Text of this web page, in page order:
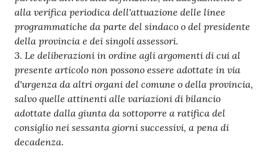
alla verifica periodica dell'attuazione delle linee
programmatiche da parte del sindaco o del presidente
della provincia e dei singoli assessori.
3. Le deliberazioni in ordine agli argomenti di cui al
presente articolo non possono essere adottate in via
d'urgenza da altri organi del comune o della provincia,
salvo quelle attinenti alle variazioni di bilancio
adottate dalla giunta da sottoporre a ratifica del
consiglio nei sessanta giorni successivi, a pena di
decadenza.